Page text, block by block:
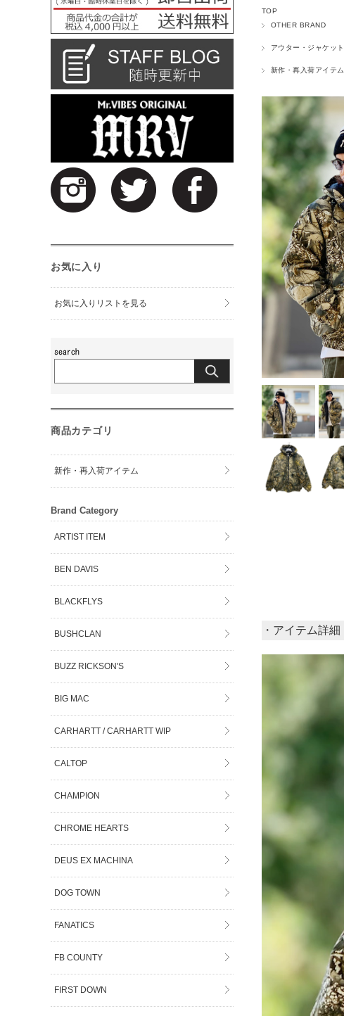
TOP
OTHER BRAND
アウター・ジャケット
新作・再入荷アイテム
・アイテム詳細
お気に入り
お気に入りリストを見る
商品カテゴリ
新作・再入荷アイテム
Brand Category
ARTIST ITEM
BEN DAVIS
BLACKFLYS
BUSHCLAN
BUZZ RICKSON'S
BIG MAC
CARHARTT / CARHARTT WIP
CALTOP
CHAMPION
CHROME HEARTS
DEUS EX MACHINA
DOG TOWN
FANATICS
FB COUNTY
FIRST DOWN